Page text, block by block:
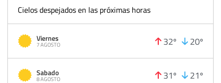
Cielos despejados en las próximas horas
Viernes
7 AGOSTO 32º 20º
Sabado
8 AGOSTO 31º 21º